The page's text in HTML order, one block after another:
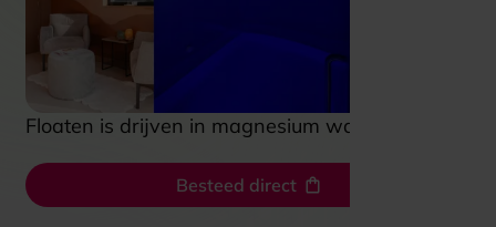
Floaten is drijven in magnesium warm water.
Besteed direct